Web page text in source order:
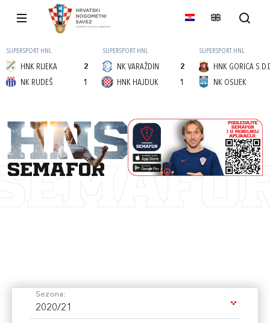
SUPERSPORT HNL
HNK RIJEKA
2
1
NK RUDEŠ
SUPERSPORT HNL
NK VARAŽDIN
2
1
HNK HAJDUK
SUPERSPORT HNL
HNK GORICA
NK OSIJEK
semafor
Sezona:
2020/21